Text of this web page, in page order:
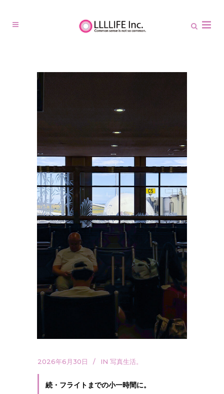
2026年6月30日 IN 写真生活。
続・フライトまでの小一時間に。